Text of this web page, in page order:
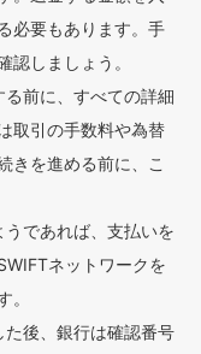
必要もあります。手
認しましょう。
前に、すべての詳細
取引の手数料や為替
きを進める前に、こ
であれば、支払いを
ネットワークを
。
た後、銀行は確認番号